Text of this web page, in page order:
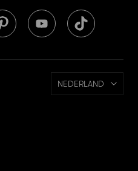
NEDERLAND